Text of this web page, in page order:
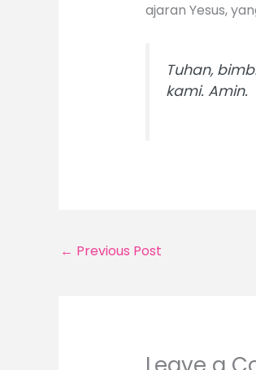
ajaran Yesus,
Tuhan,
kami. Amin.
← Previous Post